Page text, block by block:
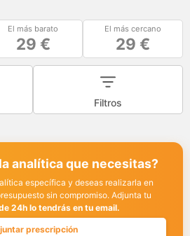
El más barato
29 €
El más cercano
29 €
Filtros
analítica que necesitas?
específica y deseas realizarla en
sin compromiso. Adjunta tu
24h lo tendrás en tu email.
prescripción